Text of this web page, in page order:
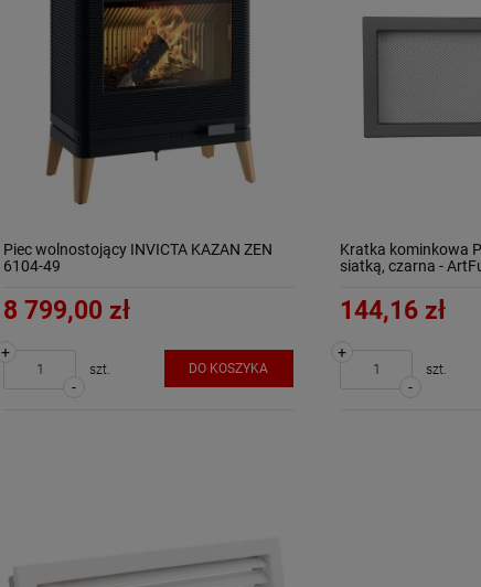
Piec wolnostojący INVICTA KAZAN ZEN
6104-49
8 799,00 zł
-
+
szt. DO KOSZYKA
Kratka kominkowa
siatką, czarna -
144,16 zł
-
+
szt.